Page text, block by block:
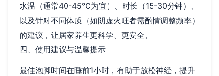
水温（通常40-45℃为宜）、时长（15-30分钟）、
以及针对不同体质（如阴虚火旺者需酌情调整频率）
的建议，让居家养生更科学、更安全。
四、使用建议与温馨提示
最佳泡脚时间在睡前1小时，有助于放松神经，提升